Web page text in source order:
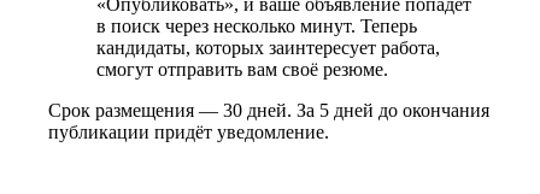
в поиск через несколько минут. Теперь
кандидаты, которых заинтересует работа,
смогут отправить вам своё резюме.
Срок размещения — 30 дней. За 5 дней до окончания
публикации придёт уведомление.